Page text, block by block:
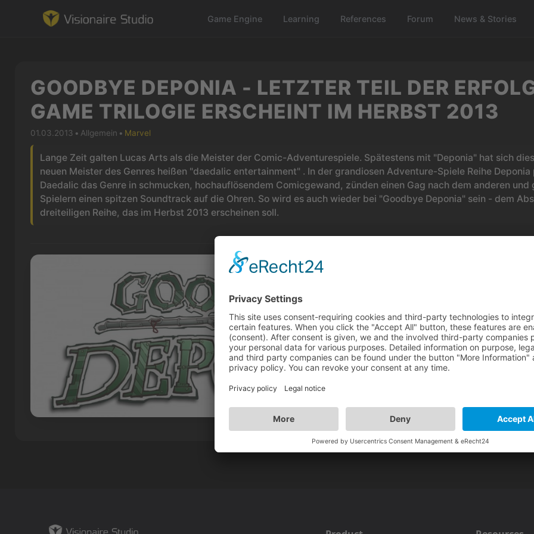
Game Engine Learning References Forum News & Stories
Game Engine
Learning
References
Forum
News & Stories
GOODBYE DEPONIA - LETZTER TEIL DER
GAME TRILOGIE ERSCHEINT IM HERBST 2013
01.03.2013 • Allgemein • Marvel
Lange Zeit galten Lucas Arts als die Meister der Comic-Adventurespiele. Spätestens mit "Deponia" hat sich
neuen Meister des Genres heißen "daedalic entertainment" . In der grandiosen Adventure-Spiele Reihe Deponia
Daedalic das Genre in schmucken, hochauflösendem Comicgewand, zünden einen Gag nach dem anderen und
Spielern einen spitzen Soundtrack auf die Ohren. So wird es auch wieder bei "Goodbye Deponia" sein - dem
dreiteiligen Reihe, das im Herbst 2013 erscheinen soll.
Night of the Rabbit